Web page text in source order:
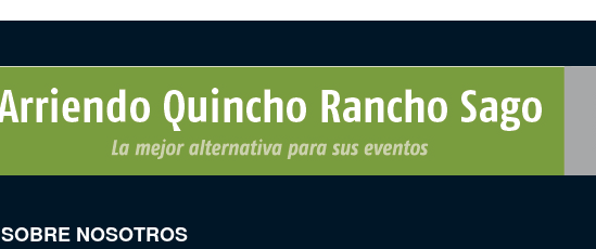
SOBRE NOSOTROS